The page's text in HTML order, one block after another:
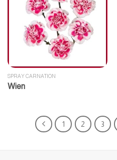
SPRAY CARNATION
Wien
1 2 3